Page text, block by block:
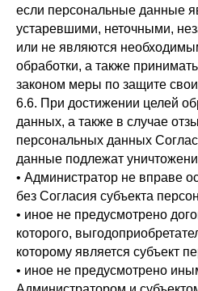
если персональные данные
устаревшими, неточными,
или не являются
обработки, а также
законом меры по защите
6.6. При достижении целей
данных, а также в случае
персональных данных
данные подлежат
• Администратор не вправе
без Согласия субъекта
• иное не предусмотрено
которого,
которому является субъект
• иное не предусмотрено